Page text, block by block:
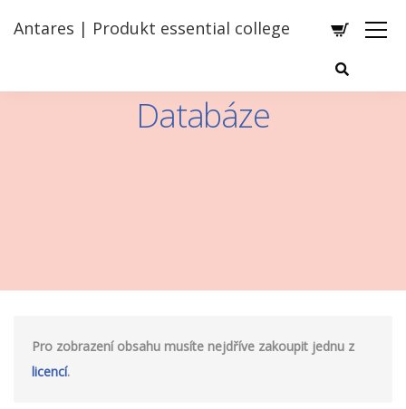
Antares | Produkt essential college
Databáze
Pro zobrazení obsahu musíte nejdříve zakoupit jednu z
licencí.